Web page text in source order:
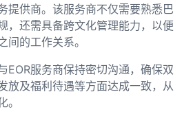
提供商。该服务商不仅需要熟悉巴
，还需具备跨文化管理能力，以便
间的工作关系。
EOR服务商保持密切沟通，确保双
放及福利待遇等方面达成一致，从